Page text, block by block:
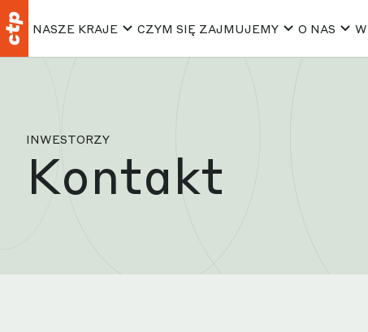
NASZE KRAJE CZYM SIĘ ZAJMUJEMY O NAS
INWESTORZY
Kontakt